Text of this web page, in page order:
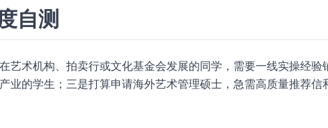
自测
艺术机构、拍卖行或文化基金会发展的同学，需要一线实操经验
业的学生；三是打算申请海外艺术管理硕士，急需高质量推荐信